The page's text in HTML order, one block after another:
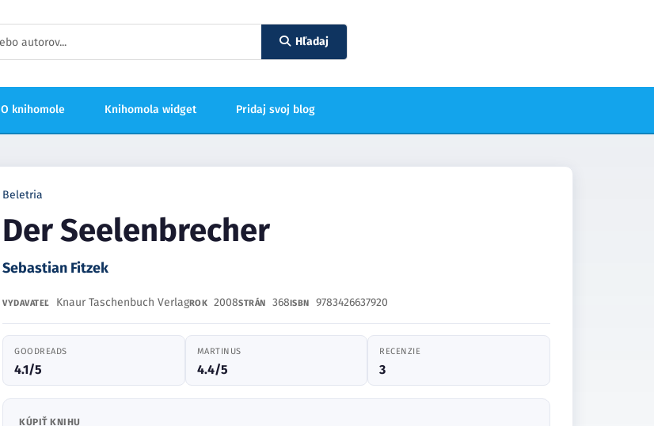
Hľadaj
O knihomole Knihomola widget Pridaj svoj blog
Beletria
Der Seelenbrecher
Sebastian Fitzek
VYDAVATEĽ Knaur Taschenbuch VerlagROK 2008STRÁN 368ISBN 9783426637920
GOODREADS
4.1/5
MARTINUS
4.4/5
RECENZIE
3
KÚPIŤ KNIHU